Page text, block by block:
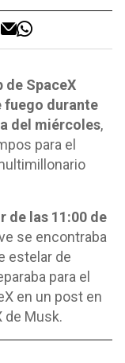
de SpaceX
fuego durante
del miércoles,
para el
de las 11:00 de
se encontraba
estelar de
para el
en un post en
de Musk.